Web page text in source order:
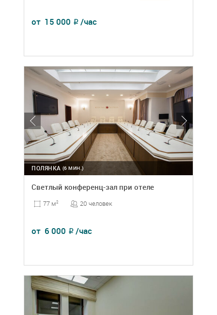
от 15 000 ₽ /час
(6 МИН.)
ПОЛЯНКА
Светлый конференц-зал при отеле
77 м2 20 человек
от 6 000 ₽ /час